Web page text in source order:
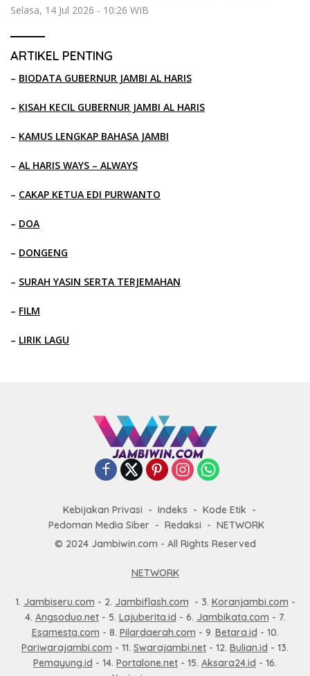
Selasa, 14 Jul 2026 - 10:26 WIB
ARTIKEL PENTING
– BIODATA GUBERNUR JAMBI AL HARIS
– KISAH KECIL GUBERNUR JAMBI AL HARIS
– KAMUS LENGKAP BAHASA JAMBI
– AL HARIS WAYS – ALWAYS
– CAKAP KETUA EDI PURWANTO
– DOA
– DONGENG
– SURAH YASIN SERTA TERJEMAHAN
– FILM
– LIRIK LAGU
Kebijakan Privasi Indeks
Kode Etik
Pedoman Media Siber
Redaksi
NETWORK
© 2024 Jambiwin.com - All Rights Reserved
NETWORK
1. Jambiseru.com - 2. Jambiflash.com - 3. Koranjambi.com -
4. Angsoduo.net- 5. Lajuberita.id - 6. Jambikata.com - 7.
Esamesta.com - 8. Pilardaerah.com - 9. Betara.id - 10.
Pariwarajambi.com - 11. Swarajambi.net - 12. Bulian.id - 13.
Pemayung.id - 14. Portalone.net - 15. Aksara24.id - 16.